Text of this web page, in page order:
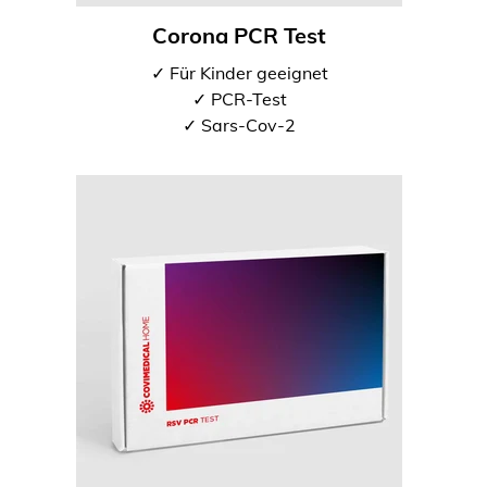
Corona PCR Test
✓ Für Kinder geeignet
✓ PCR-Test
✓ Sars-Cov-2